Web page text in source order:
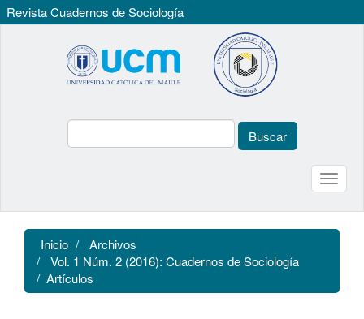
Revista Cuadernos de Sociología
principal
Contenido
principal
Buscar
Toggle
Inicio
Archivos
Vol. 1 Núm. 2 (2016): Cuadernos de Sociología
Artículos